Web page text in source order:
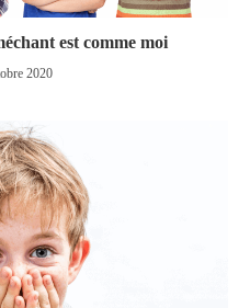
est comme moi
2020